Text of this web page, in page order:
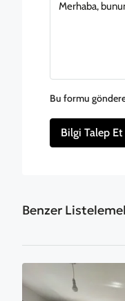
Bu formu
Bilgi Talep Et
Benzer